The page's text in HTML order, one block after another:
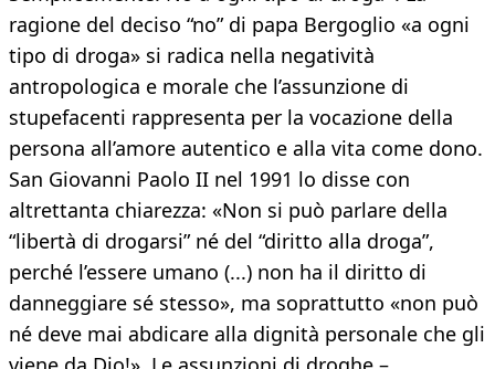
ragione del deciso “no” di papa Bergoglio «a ogni
tipo di droga» si radica nella negatività
antropologica e morale che l’assunzione di
stupefacenti rappresenta per la vocazione della
persona all’amore autentico e alla vita come dono.
San Giovanni Paolo II nel 1991 lo disse con
altrettanta chiarezza: «Non si può parlare della
“libertà di drogarsi” né del “diritto alla droga”,
perché l’essere umano (...) non ha il diritto di
danneggiare sé stesso», ma soprattutto «non può
né deve mai abdicare alla dignità personale che gli